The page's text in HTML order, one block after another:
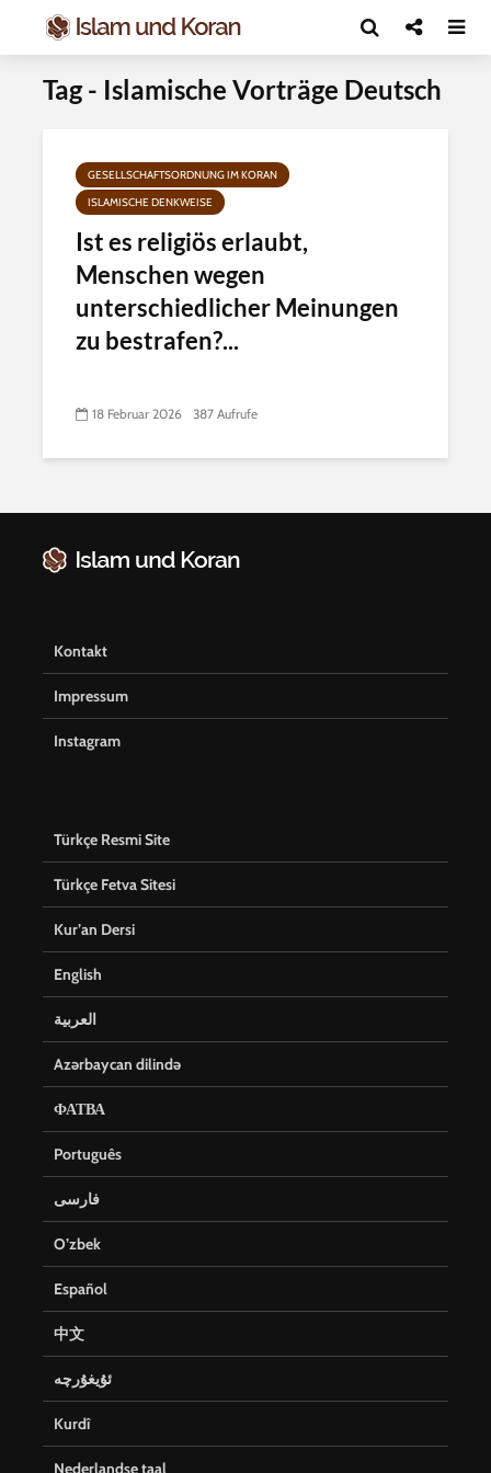
Tag - Islamische Vorträge Deutsch
GESELLSCHAFTSORDNUNG IM KORAN
ISLAMISCHE DENKWEISE
Ist es religiös erlaubt,
Menschen wegen
unterschiedlicher Meinungen
zu bestrafen?...
18 Februar 2026 387 Aufrufe
Kontakt
Impressum
Instagram
Türkçe Resmi Site
Türkçe Fetva Sitesi
Kur’an Dersi
English
العربية
Azərbaycan dilində
ФАТВА
Português
فارسی
O’zbek
Español
中文
ئۇيغۇرچە
Kurdî
Nederlandse taal